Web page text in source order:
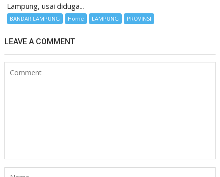
Lampung, usai diduga...
BANDAR LAMPUNG Home LAMPUNG PROVINSI
LEAVE A COMMENT